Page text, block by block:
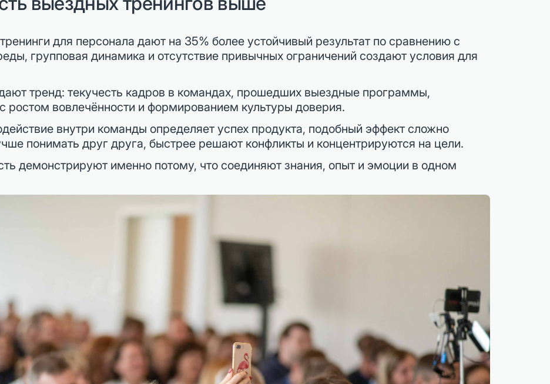
для персонала дают на 35% более устойчивый результат по сравнению с
групповая динамика и отсутствие привычных ограничений создают условия для
тренд: текучесть кадров в командах, прошедших выездные программы,
ростом вовлечённости и формированием культуры доверия.
внутри команды определяет успех продукта, подобный эффект сложно
понимать друг друга, быстрее решают конфликты и концентрируются на цели.
демонстрируют именно потому, что соединяют знания, опыт и эмоции в одном